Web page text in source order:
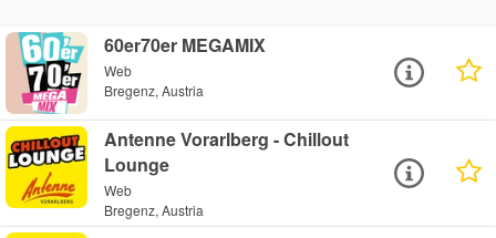
60er70er MEGAMIX
Web
Bregenz, Austria
Antenne Vorarlberg - Chillout
Lounge
Web
Bregenz, Austria